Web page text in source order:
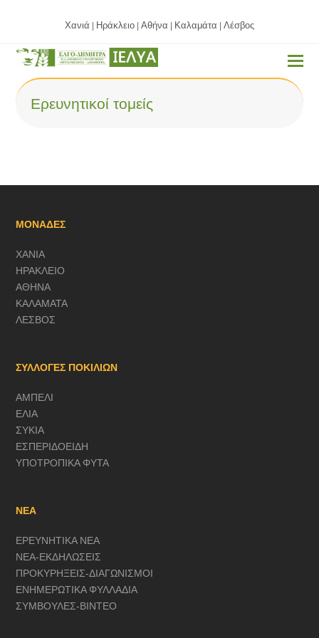
Χανιά Ηράκλειο Αθήνα Καλαμάτα Λέσβος
Ερευνητικοί τομείς
ΜΟΝΑΔΕΣ
ΧΑΝΙΑ
ΗΡΑΚΛΕΙΟ
ΑΘΗΝΑ
ΚΑΛΑΜΑΤΑ
ΛΕΣΒΟΣ
ΣΥΛΛΟΓΕΣ ΠΟΚΙΛΙΩΝ
ΑΜΠΕΛΙ
ΕΛΙΑ
ΣΥΚΙΑ
ΕΣΠΕΡΙΔΟΕΙΔΗ
ΥΠΟΤΡΟΠΙΚΑ ΦΥΤΑ
ΝΕΑ
ΕΡΕΥΝΗΤΙΚΑ ΝΕΑ
ΝΕΑ-ΕΚΔΗΛΩΣΕΙΣ
ΠΡΟΚΥΡΗΞΕΙΣ-ΔΙΑΓΩΝΙΣΜΟΙ
ΕΝΗΜΕΡΩΤΙΚΑ ΦΥΛΛΑΔΙΑ
ΣΥΜΒΟΥΛΕΣ-ΒΙΝΤΕΟ